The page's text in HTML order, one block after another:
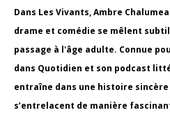
Dans Les Vivants, Ambre
drame et comédie se mêlent
passage à l'âge adulte. Connue
dans Quotidien et son podcast
entraîne dans une histoire
s’entrelacent de manière